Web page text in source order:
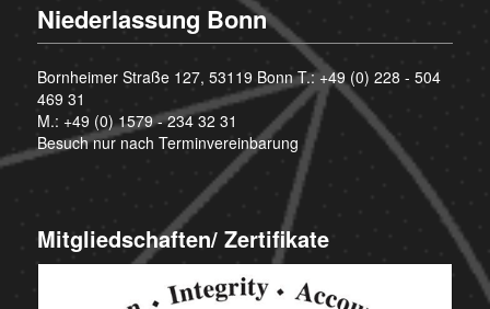
Niederlassung Bonn
Bornheimer Straße 127, 53119 Bonn T.:+49 (0) 228 - 504
469 31
M.: +49 (0) 1579 - 234 32 31
Besuch nur nach Terminvereinbarung
Mitgliedschaften/ Zertifikate